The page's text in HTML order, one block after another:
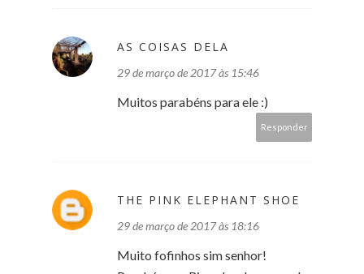
AS COISAS DELA
29 de março de 2017 às 15:46
Muitos parabéns para ele :)
Responder
THE PINK ELEPHANT SHOE
29 de março de 2017 às 18:16
Muito fofinhos sim senhor!